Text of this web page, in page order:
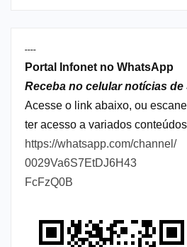
----
Portal Infonet no WhatsApp
Receba no celular notícias de
Acesse o link abaixo, ou
ter acesso a variados
https://whatsapp.com/channel/
0029Va6S7EtDJ6H43
FcFzQ0B